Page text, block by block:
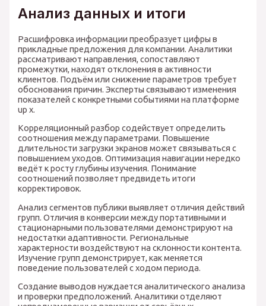
Анализ данных и итоги
Расшифровка информации преобразует цифры в
прикладные предложения для компании. Аналитики
рассматривают направления, сопоставляют
промежутки, находят отклонения в активности
клиентов. Подъём или снижение параметров требует
обоснования причин. Эксперты связывают изменения
показателей с конкретными событиями на платформе
up x.
Корреляционный разбор содействует определить
соотношения между параметрами. Повышение
длительности загрузки экранов может связываться с
повышением уходов. Оптимизация навигации нередко
ведёт к росту глубины изучения. Понимание
соотношений позволяет предвидеть итоги
корректировок.
Анализ сегментов публики выявляет отличия действий
групп. Отличия в конверсии между портативными и
стационарными пользователями демонстрируют на
недостатки адаптивности. Региональные
характерности воздействуют на склонности контента.
Изучение групп демонстрирует, как меняется
поведение пользователей с ходом периода.
Создание выводов нуждается аналитического анализа
и проверки предположений. Аналитики отделяют